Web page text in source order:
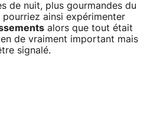
de nuit, plus gourmandes du
ainsi expérimenter
alors que tout était
de vraiment important mais
signalé.